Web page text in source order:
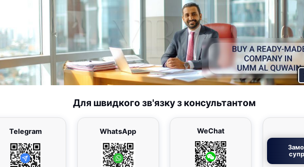
Для швидкого зв'язку з консультантом
Telegram WhatsApp WeChat